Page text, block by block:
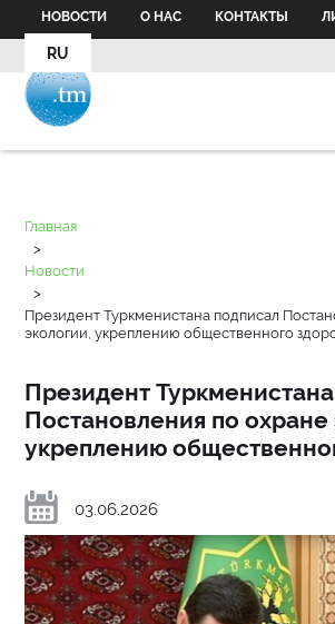
НОВОСТИ О НАС КОНТАКТЫ
RU
Главная
>
Новости
>
Президент Туркменистана подписал
экологии, укреплению общественного
Президент
Постановления по охране
укреплению
03.06.2026